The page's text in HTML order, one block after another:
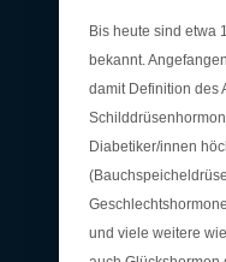
Bis heute sind etwa
bekannt.
damit Definition des
Diabetiker/innen
und viele weitere